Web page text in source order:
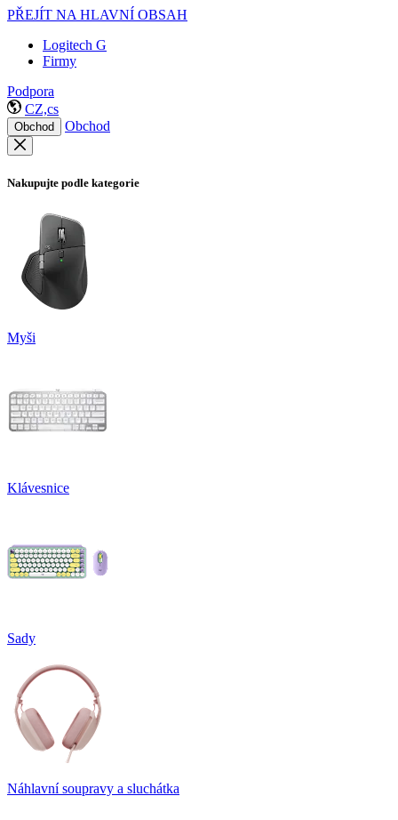
PŘEJÍT NA HLAVNÍ OBSAH
Logitech G
Firmy
Podpora
CZ,cs
Obchod Obchod
Nakupujte podle kategorie
Myši
Klávesnice
Sady
Náhlavní soupravy a sluchátka